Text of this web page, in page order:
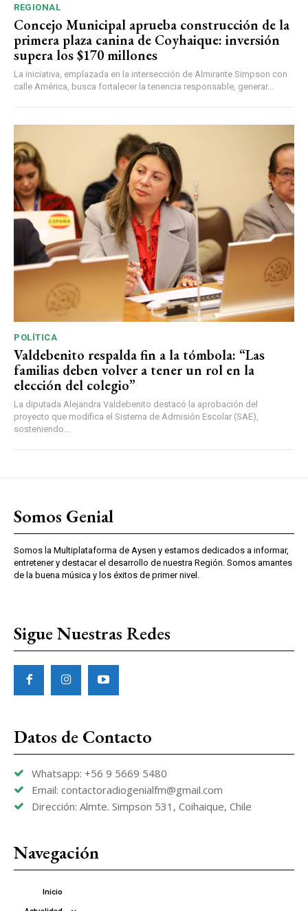
REGIONAL
Concejo Municipal aprueba construcción de la
primera plaza canina de Coyhaique: inversión
supera los $170 millones
La iniciativa, emplazada en la intersección de Almirante Simpson con
calle América, busca fortalecer la tenencia responsable, generar...
POLÍTICA
Valdebenito respalda fin a la tómbola: “Las
familias deben volver a tener un rol en la
elección del colegio”
La diputada Alejandra Valdebenito destacó la aprobación del
proyecto que modifica el Sistema de Admisión Escolar (SAE),
sosteniendo...
Somos Genial
Somos la Multiplataforma de Aysen y estamos dedicados a informar,
entretener y destacar el desarrollo de nuestra Región. Somos amantes
de la buena música y los éxitos de primer nivel.
Sigue Nuestras Redes
Datos de Contacto
Whatsapp: +56 9 5669 5480
Email: contactoradiogenialfm@gmail.com
Dirección: Almte. Simpson 531, Coihaique, Chile
Navegación
Inicio